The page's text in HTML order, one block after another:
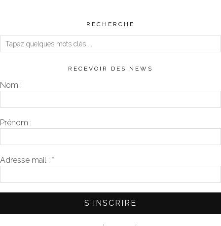
RECHERCHE
RECEVOIR DES NEWS
Nom :
Prénom :
Adresse mail : *